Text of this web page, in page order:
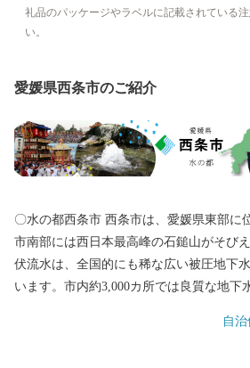
礼品のパッケージやラベルに記載されている
い。
愛媛県西条市のご紹介
〇水の都西条市 西条市は、愛媛県東部に
市南部には西日本最高峰の石鎚山がそび
伏流水は、全国的にも稀な広い被圧地下
います。市内約3,000カ所では良質な地下
す。また日本一の生産量を誇るはだか麦
自